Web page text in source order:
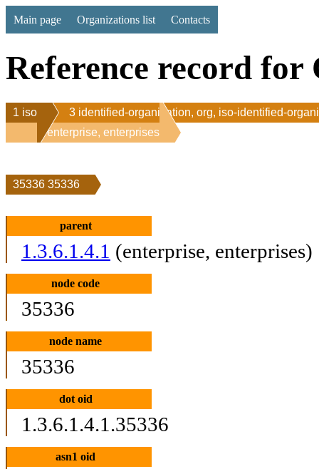
Main page Organizations list Contacts
Reference record for
1 iso
3 identified-organization, org, iso-identified-
1 enterprise, enterprises
35336 35336
parent
1.3.6.1.4.1 (enterprise, enterprises)
node code
35336
node name
35336
dot oid
1.3.6.1.4.1.35336
asn1 oid